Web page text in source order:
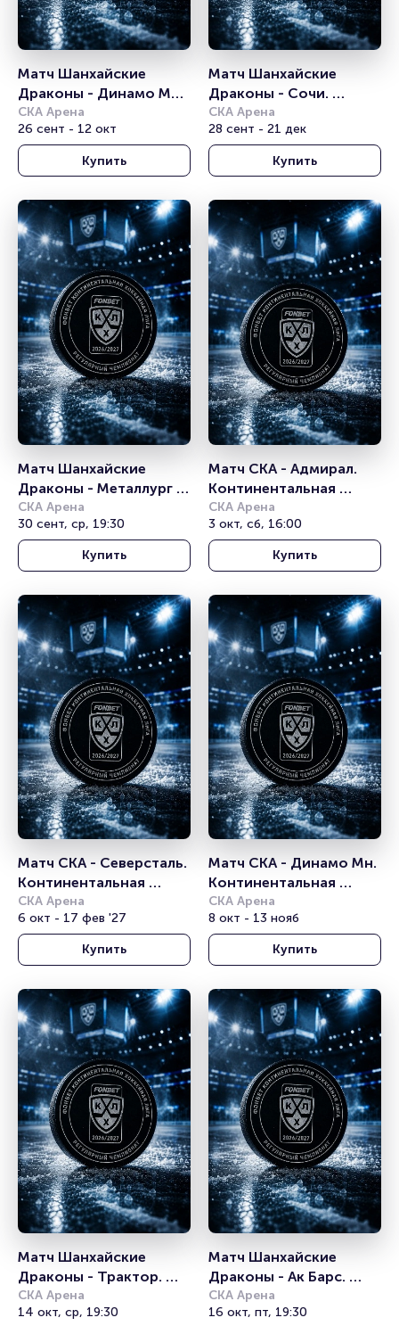
Матч Шанхайские
Драконы - Динамо Мн.
Континентальная
хоккейная лига
СКА Арена
26 сент - 12 окт
Купить
Матч Шанхайские
Драконы - Сочи.
Континентальная
хоккейная лига
СКА Арена
28 сент - 21 дек
Купить
Матч Шанхайские
Драконы - Металлург
Мг. Континентальная
хоккейная лига
СКА Арена
30 сент, ср, 19:30
Купить
Матч СКА - Адмирал.
Континентальная
хоккейная лига
СКА Арена
3 окт, сб, 16:00
Купить
Матч СКА - Северсталь.
Континентальная
хоккейная лига
СКА Арена
6 окт - 17 фев '27
Купить
Матч СКА - Динамо Мн.
Континентальная
хоккейная лига
СКА Арена
8 окт - 13 нояб
Купить
Матч Шанхайские
Драконы - Трактор.
Континентальная
хоккейная лига
СКА Арена
14 окт, ср, 19:30
Матч Шанхайские
Драконы - Ак Барс.
Континентальная
хоккейная лига
СКА Арена
16 окт, пт, 19:30